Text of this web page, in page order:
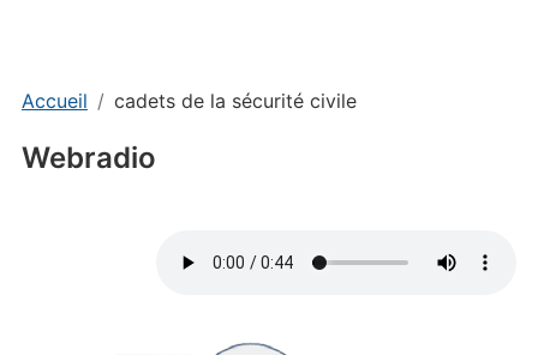
Accueil cadets de la sécurité civile
Webradio